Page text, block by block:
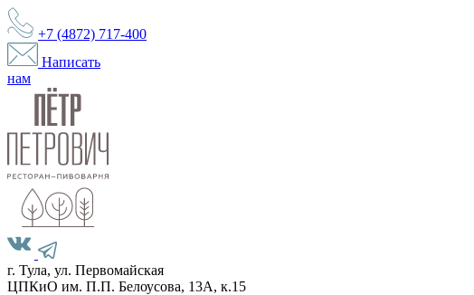
+7 (4872) 717-400
Написать
нам
г. Тула, ул. Первомайская
ЦПКиО им. П.П. Белоусова, 13А, к.15